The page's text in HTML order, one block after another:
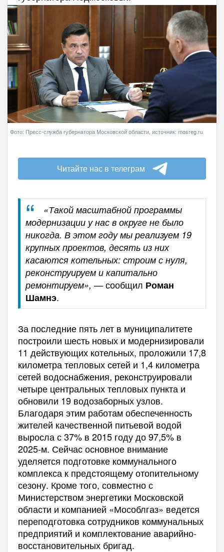
Фото: Пресс-служба губернатора Московской области, источник: mosreg.ru
Читайте нас в телеграм
«Такой масштабной программы
модернизации у нас в округе не было
никогда. В этом году мы реализуем 19
крупных проектов, десять из них
касаются котельных: строим с нуля,
реконструируем и капитально
ремонтируем», — сообщил Роман
Шамнэ.
За последние пять лет в муниципалитете
построили шесть новых и модернизировали
11 действующих котельных, проложили 17,8
километра тепловых сетей и 1,4 километра
сетей водоснабжения, реконструировали
четыре центральных тепловых пункта и
обновили 19 водозаборных узлов.
Благодаря этим работам обеспеченность
жителей качественной питьевой водой
выросла с 37% в 2015 году до 97,5% в
2025-м. Сейчас основное внимание
уделяется подготовке коммунального
комплекса к предстоящему отопительному
сезону. Кроме того, совместно с
Министерством энергетики Московской
области и компанией «Мособлгаз» ведется
переподготовка сотрудников коммунальных
предприятий и комплектование аварийно-
восстановительных бригад.